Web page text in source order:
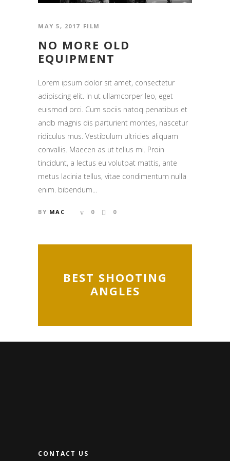
MAY 5, 2017 FILM
NO MORE OLD
EQUIPMENT
Lorem ipsum dolor sit amet, consectetur
adipiscing elit. In ut ullamcorper leo, eget
euismod orci. Cum sociis natoq penatibus et
andb magnis dis parturient montes, nascetur
ridiculus mus. Vestibulum ultricies aliquam
convallis. Maecen as ut tellus mi. Proin
tincidunt, a lectus eu volutpat mattis, ante
metus lacinia tellus, vitae condimentum nulla
enim. bibendum...
BY MAC 0 0
BEST SHOOTING
ANGLES
CONTACT US